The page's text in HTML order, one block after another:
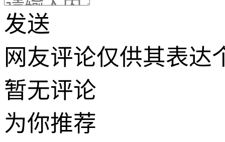
发送
网友评论仅供其表达
暂无评论
为你推荐